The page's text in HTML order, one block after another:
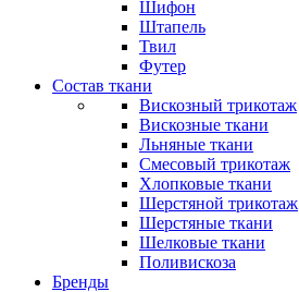
Шифон
Штапель
Твил
Футер
Состав ткани
Вискозный трикотаж
Вискозные ткани
Льняные ткани
Смесовый трикотаж
Хлопковые ткани
Шерстяной трикотаж
Шерстяные ткани
Шелковые ткани
Поливискоза
Бренды